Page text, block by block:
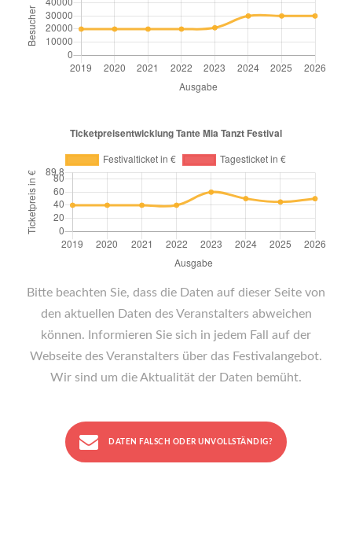
Bitte beachten Sie, dass die Daten auf dieser Seite von
den aktuellen Daten des Veranstalters abweichen
können. Informieren Sie sich in jedem Fall auf der
Webseite des Veranstalters über das Festivalangebot.
Wir sind um die Aktualität der Daten bemüht.
DATEN FALSCH ODER UNVOLLSTÄNDIG?